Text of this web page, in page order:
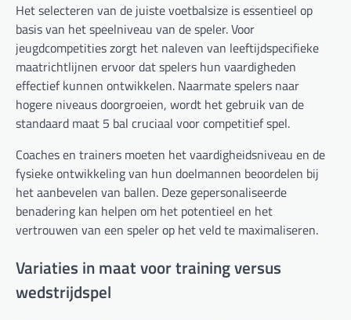
Het selecteren van de juiste voetbalsize is essentieel op
basis van het speelniveau van de speler. Voor
jeugdcompetities zorgt het naleven van leeftijdspecifieke
maatrichtlijnen ervoor dat spelers hun vaardigheden
effectief kunnen ontwikkelen. Naarmate spelers naar
hogere niveaus doorgroeien, wordt het gebruik van de
standaard maat 5 bal cruciaal voor competitief spel.
Coaches en trainers moeten het vaardigheidsniveau en de
fysieke ontwikkeling van hun doelmannen beoordelen bij
het aanbevelen van ballen. Deze gepersonaliseerde
benadering kan helpen om het potentieel en het
vertrouwen van een speler op het veld te maximaliseren.
Variaties in maat voor training versus
wedstrijdspel